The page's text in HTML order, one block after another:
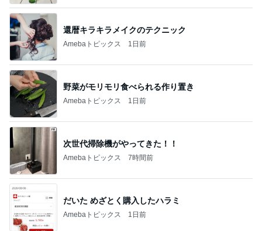
還暦キラキラメイクのテクニック
Amebaトピックス 1日前
野菜がモリモリ食べられる作り置き
Amebaトピックス 1日前
次世代掃除機がやってきた！！
Amebaトピックス 7時間前
だいた めざとく購入したハラミ
Amebaトピックス 1日前